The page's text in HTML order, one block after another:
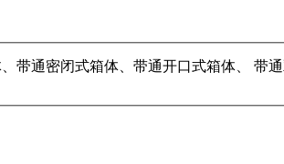
带通密闭式箱体、带通开口式箱体、 带